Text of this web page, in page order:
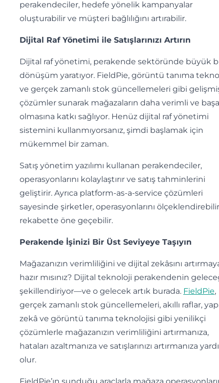
perakendeciler, hedefe yönelik kampanyalar
oluşturabilir ve müşteri bağlılığını artırabilir.
Dijital Raf Yönetimi ile Satışlarınızı Artırın
Dijital raf yönetimi, perakende sektöründe büyük
dönüşüm yaratıyor. FieldPie, görüntü tanıma
ve gerçek zamanlı stok güncellemeleri gibi
çözümler sunarak mağazaların daha verimli ve
olmasına katkı sağlıyor. Henüz dijital raf yönetimi
sistemini kullanmıyorsanız, şimdi başlamak için
mükemmel bir zaman.
Satış yönetim yazılımı kullanan perakendeciler,
operasyonlarını kolaylaştırır ve satış tahminlerini
geliştirir. Ayrıca platform-as-a-service çözümleri
sayesinde şirketler, operasyonlarını
rekabette öne geçebilir.
Perakende İşinizi Bir Üst Seviyeye Taşıyın
Mağazanızın verimliliğini ve dijital zekâsını
hazır mısınız? Dijital teknoloji perakendenin
şekillendiriyor—ve o gelecek artık burada. FieldPie,
gerçek zamanlı stok güncellemeleri, akıllı raflar,
zekâ ve görüntü tanıma teknolojisi gibi yenilikçi
çözümlerle mağazanızın verimliliğini artırmanıza,
hataları azaltmanıza ve satışlarınızı artırmanıza
olur.